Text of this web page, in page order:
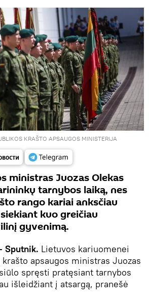
KRAŠTO APSAUGOS MINISTERIJA
ministras Juozas Olekas
tarnybos laiką, nes
rango kariai anksčiau
kuo greičiau
gyvenimą.
Sputnik. Lietuvos kariuomenei
apsaugos ministras Juozas
spręsti pratęsiant tarnybos
išleidžiant į atsargą, pranešė